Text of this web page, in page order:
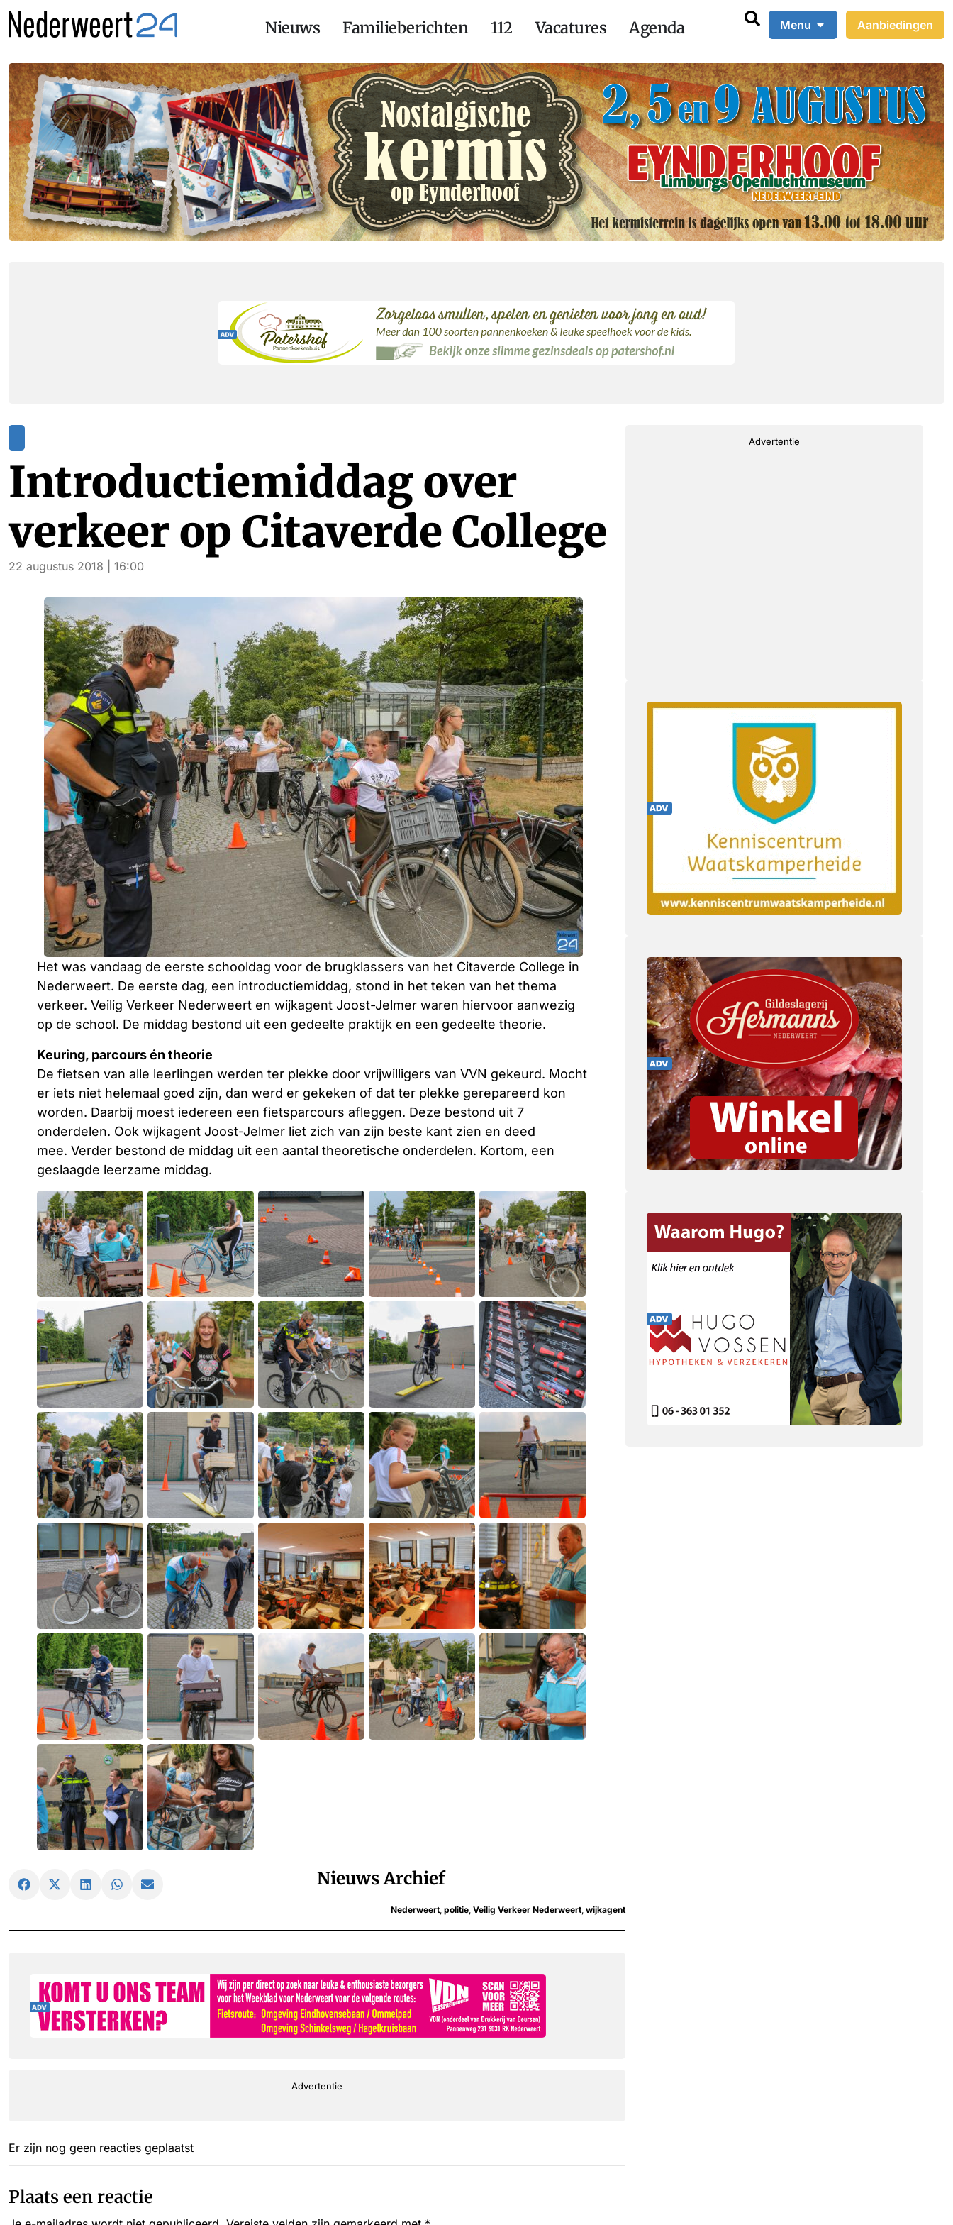
Nieuws Familieberichten 112 Vacatures Agenda Menu Aanbiedingen
Introductiemiddag over
verkeer op Citaverde College
22 augustus 2018 | 16:00
Het was vandaag de eerste schooldag voor de brugklassers van het Citaverde College in
Nederweert. De eerste dag, een introductiemiddag, stond in het teken van het thema
verkeer. Veilig Verkeer Nederweert en wijkagent Joost-Jelmer waren hiervoor aanwezig
op de school. De middag bestond uit een gedeelte praktijk en een gedeelte theorie.
Keuring, parcours én theorie
De fietsen van alle leerlingen werden ter plekke door vrijwilligers van VVN gekeurd. Mocht
er iets niet helemaal goed zijn, dan werd er gekeken of dat ter plekke gerepareerd kon
worden. Daarbij moest iedereen een fietsparcours afleggen. Deze bestond uit 7
onderdelen. Ook wijkagent Joost-Jelmer liet zich van zijn beste kant zien en deed
mee. Verder bestond de middag uit een aantal theoretische onderdelen. Kortom, een
geslaagde leerzame middag.
Nieuws Archief
Nederweert politie Veilig Verkeer Nederweert wijkagent
Advertentie
Er zijn nog geen reacties geplaatst
Plaats een reactie
Advertentie